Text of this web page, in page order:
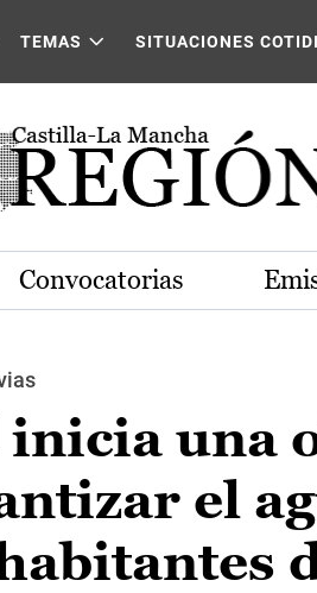
TEMAS SITUACIONES
Convocatorias
una
el